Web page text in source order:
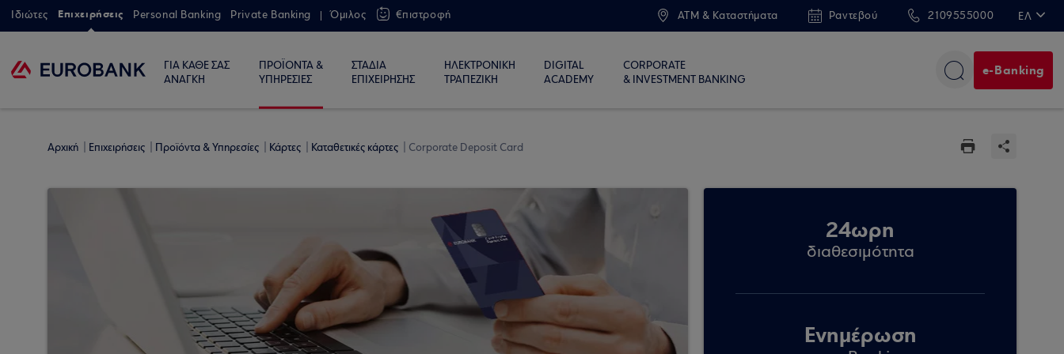
Ιδιώτες Επιχειρήσεις Personal Banking Private Banking Όμιλος €πιστροφή ATM & Καταστήματα Ραντεβού 2109555000 ΕΛ
ΓΙΑ ΚΑΘΕ ΣΑΣ
ΑΝΑΓΚΗ
ΠΡΟΪΟΝΤΑ &
ΥΠΗΡΕΣΙΕΣ
ΣΤΑΔΙΑ
ΕΠΙΧΕΙΡΗΣΗΣ
ΗΛΕΚΤΡΟΝΙΚΗ
ΤΡΑΠΕΖΙΚΗ
DIGITAL
ACADEMY
CORPORATE
& INVESTMENT BANKING
e-Banking
Αρχική Επιχειρήσεις Προϊόντα & Υπηρεσίες Κάρτες Καταθετικές κάρτες Corporate Deposit Card
24ωρη
διαθεσιμότητα
Ενημέρωση